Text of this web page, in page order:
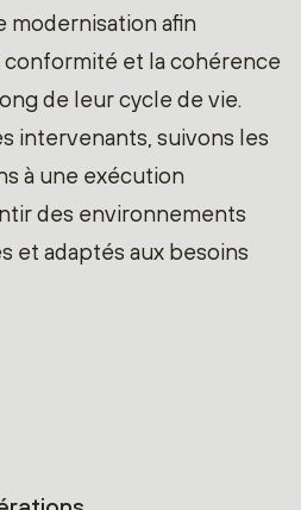
modernisation afin
conformité et la cohérence
de leur cycle de vie.
intervenants, suivons les
à une exécution
des environnements
et adaptés aux besoins